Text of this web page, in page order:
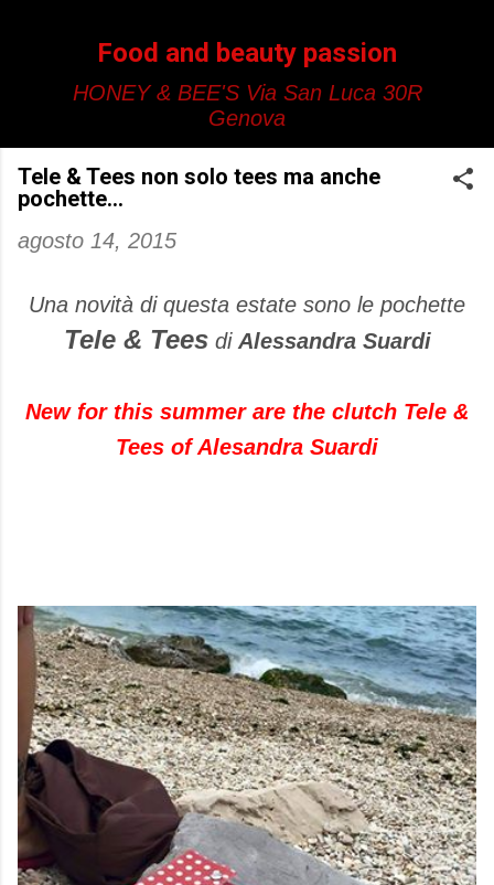
Food and beauty passion
HONEY & BEE'S Via San Luca 30R
Genova
Tele & Tees non solo tees ma anche
pochette...
agosto 14, 2015
Una novità di questa estate sono le pochette
Tele & Teesdi Alessandra Suardi
New for this summer are the clutch Tele &
Tees of Alesandra Suardi